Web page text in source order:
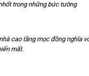
trong những bức tường
cao tầng mọc đồng nghĩa
mất.